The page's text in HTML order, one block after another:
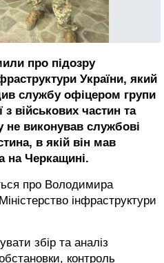
про підозру
України, який
службу офіцером групи
військових частин та
не виконував службові
в якій він мав
на Черкащині.
про Володимира
інфраструктури
збір та аналіз
контроль